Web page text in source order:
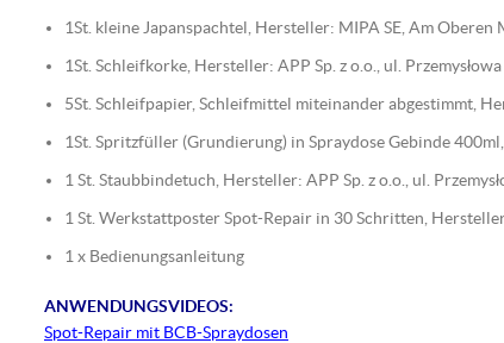
1St. kleine Japanspachtel, Hersteller: MIPA SE, Am Oberen
1St. Schleifkorke, Hersteller: APP Sp. z o.o., ul.
5St. Schleifpapier, Schleifmittel miteinander abgestimmt,
1St. Spritzfüller (Grundierung) in Spraydose Gebinde
1 St. Staubbindetuch, Hersteller: APP Sp. z o.o., ul.
1 St. Werkstattposter Spot-Repair in 30 Schritten,
1 x Bedienungsanleitung
ANWENDUNGSVIDEOS:
Spot-Repair mit BCB-Spraydosen